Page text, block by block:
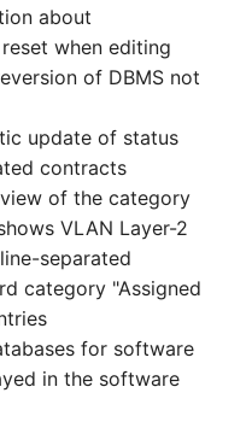
Datensicherung
(zugewiesene Objekte)
DBMS Information
DHCP
Dienste
Drucker
Layer-2-Netz
Leerrohr
Leitungsnetz
Lizenzen
Middleware
Mobiltelefon
about
when editing
of DBMS not
update of status
contracts
of the category
VLAN Layer-2
separated
category "Assigned
for software
in the software